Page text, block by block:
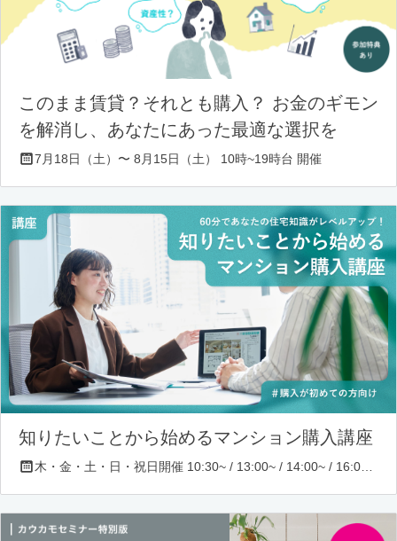
このまま賃貸？それとも購入？ お金のギモン
を解消し、あなたにあった最適な選択を
7月18日（土）〜 8月15日（土） 10時~19時台 開催
知りたいことから始めるマンション購入講座